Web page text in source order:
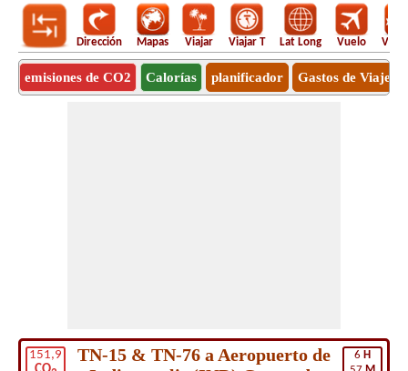
Dirección Mapas Viajar Viajar T Lat Long Vuelo
emisiones de CO2 Calorías planificador Gastos de Viaje
151,9
6 H
TN-15 & TN-76 a Aeropuerto de